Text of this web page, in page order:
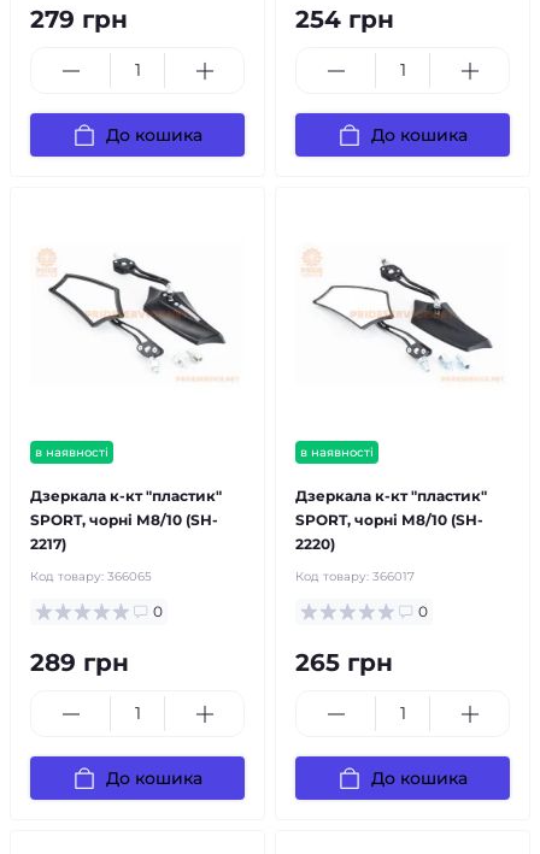
279 грн
До кошика
254 грн
До кошика
в наявності
Дзеркала к-кт "пластик"
SPORT, чорні М8/10 (SH-
2217)
Код товару: 366065
0
289 грн
До кошика
в наявності
Дзеркала к-кт "пластик"
SPORT, чорні М8/10 (SH-
2220)
Код товару: 366017
0
265 грн
До кошика